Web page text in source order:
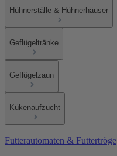
Hühnerställe & Hühnerhäuser
Geflügeltränke
Geflügelzaun
Kükenaufzucht
Futterautomaten & Futtertröge